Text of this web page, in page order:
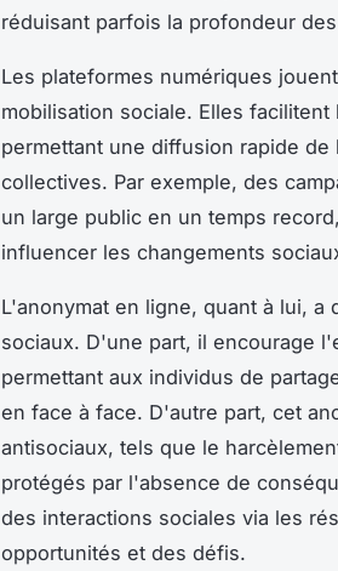
réduisant parfois la profondeur
Les plateformes numériques
mobilisation sociale. Elles
permettant une diffusion rapide
collectives. Par exemple, des
un large public en un temps
influencer les changements
L'anonymat en ligne, quant à lui,
sociaux. D'une part, il encourage
permettant aux individus de
en face à face. D'autre part, cet
antisociaux, tels que le
protégés par l'absence de
des interactions sociales via les
opportunités et des défis.